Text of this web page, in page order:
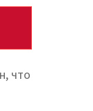
что